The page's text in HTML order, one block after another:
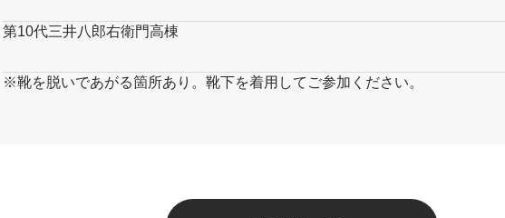
第10代三井八郎右衛門高棟
※靴を脱いであがる箇所あり。靴下を着用してご参加ください。